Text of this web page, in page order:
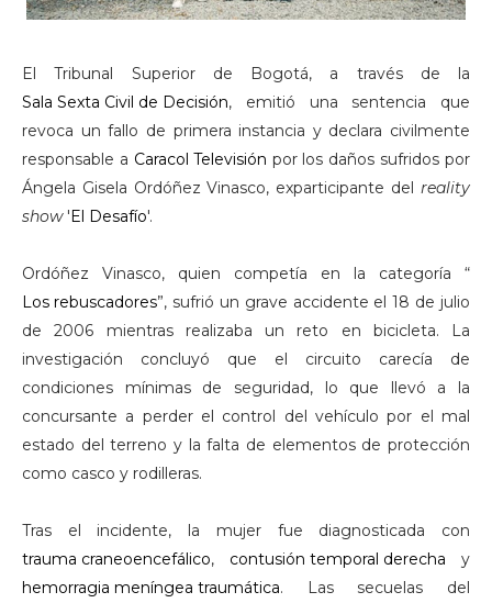
El Tribunal Superior de Bogotá, a través de la
Sala Sexta Civil de Decisión, emitió una sentencia que
revoca un fallo de primera instancia y declara civilmente
responsable a Caracol Televisión por los daños sufridos por
Ángela Gisela Ordóñez Vinasco, exparticipante del reality
show'El Desafío'.
Ordóñez Vinasco, quien competía en la categoría “
Los rebuscadores”, sufrió un grave accidente el 18 de julio
de 2006 mientras realizaba un reto en bicicleta. La
investigación concluyó que el circuito carecía de
condiciones mínimas de seguridad, lo que llevó a la
concursante a perder el control del vehículo por el mal
estado del terreno y la falta de elementos de protección
como casco y rodilleras.
Tras el incidente, la mujer fue diagnosticada con
trauma craneoencefálico, contusión temporal derecha y
hemorragia meníngea traumática. Las secuelas del